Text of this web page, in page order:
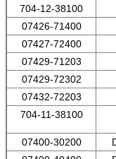
704-12-38100
07426-71400
07427-72400
07429-71203
07429-72302
07432-72203
704-11-38100
07400-30200